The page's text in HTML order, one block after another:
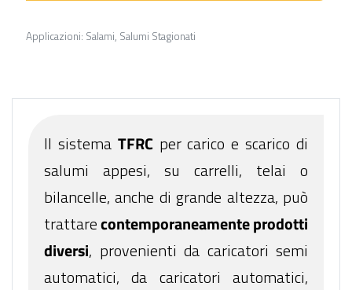
Applicazioni: Salami, Salumi Stagionati
Il sistema TFRC per carico e scarico di
salumi appesi, su carrelli, telai o
bilancelle, anche di grande altezza, può
trattarecontemporaneamente prodotti
diversi, provenienti da caricatori semi
automatici, da caricatori automatici,